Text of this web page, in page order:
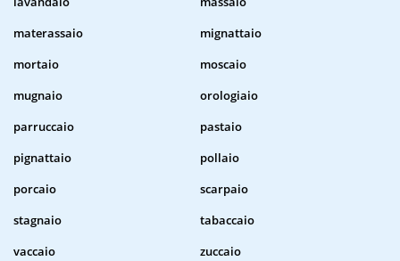
materassaio
mignattaio
mortaio
moscaio
mugnaio
orologiaio
parruccaio
pastaio
pignattaio
pollaio
porcaio
scarpaio
stagnaio
tabaccaio
vaccaio
zuccaio